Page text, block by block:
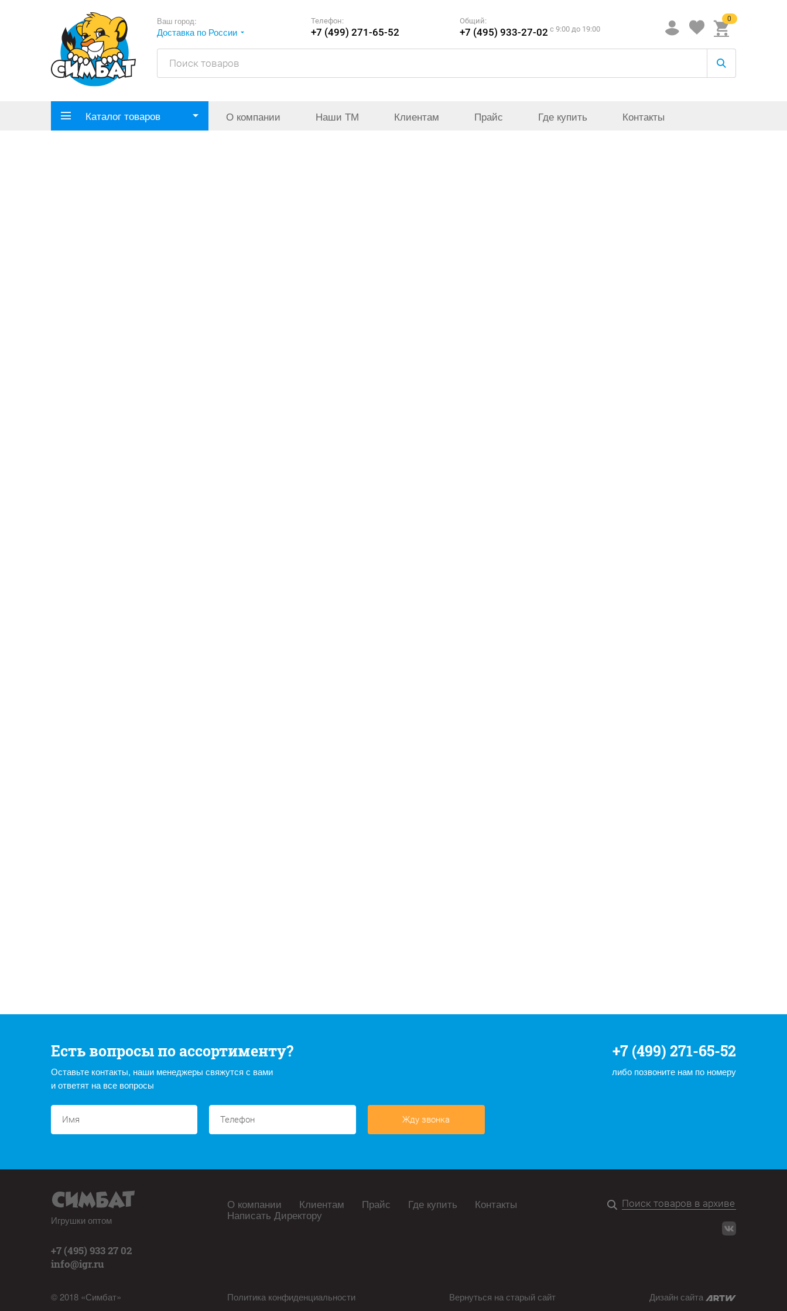
Ваш город:
Доставка по России
Телефон:
+7 (499) 271-65-52
Общий:
+7 (495) 933-27-02 c 9:00 до 19:00
0
Каталог товаров О компании Наши ТМ Клиентам Прайс Где купить Контакты
Есть вопросы по ассортименту?
Оставьте контакты, наши менеджеры свяжутся с вами
и ответят на все вопросы
+7 (499) 271-65-52
либо позвоните нам по номеру
Жду звонка
Игрушки оптом
+7 (495) 933 27 02
info@igr.ru
© 2018 «Симбат»
О компании Клиентам Прайс Где купить Контакты
Написать Директору
Политика конфиденциальности Вернуться на старый сайт Дизайн сайта